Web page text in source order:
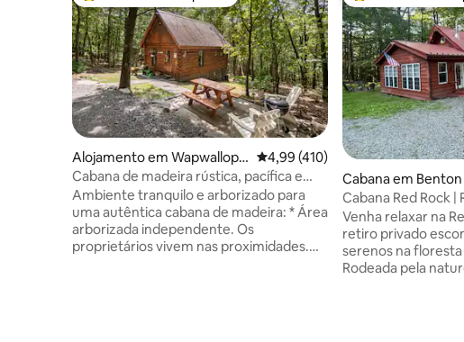
Alojamento em Wapwallope
n
Classificação média de 4,99 em 5
4,99 (410)
Cabana de madeira rústica, pacífica e
autêntica na floresta
Ambiente tranquilo e arborizado para
uma autêntica cabana de madeira: * Área
arborizada independente. Os
proprietários vivem nas proximidades.
Cabana em Benton
Cabana Red Rock
perto de Ricketts
Venha relaxar na
retiro privado
serenos na
Rodeada pela